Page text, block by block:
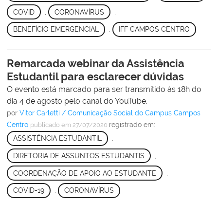
COVID CORONAVÍRUS
BENEFÍCIO EMERGENCIAL , IFF CAMPOS CENTRO
Remarcada webinar da Assistência
Estudantil para esclarecer dúvidas
O evento está marcado para ser transmitido às 18h do
dia 4 de agosto pelo canal do YouTube.
por Vitor Carletti / Comunicação Social do Campus Campos
Centro publicado em 27/07/2020 registrado em:
ASSISTÊNCIA ESTUDANTIL
DIRETORIA DE ASSUNTOS ESTUDANTIS
COORDENAÇÃO DE APOIO AO ESTUDANTE
COVID-19 , CORONAVÍRUS